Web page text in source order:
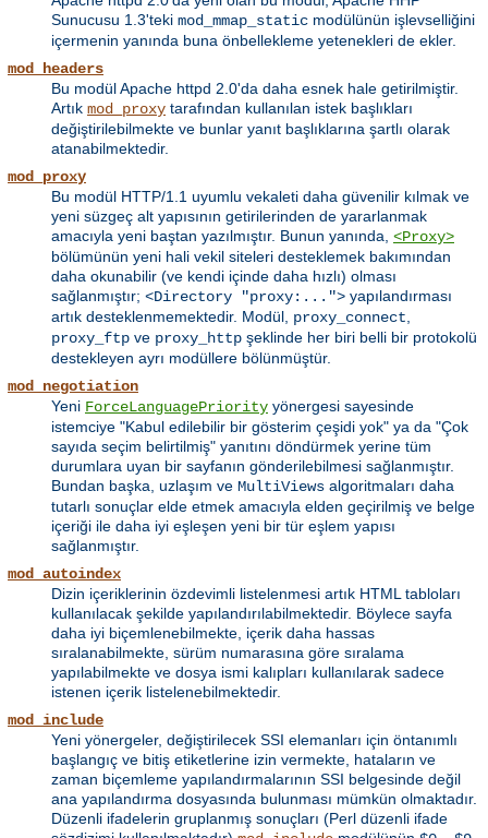
Sunucusu 1.3'teki mod_mmap_static modülünün işlevselliğini
içermenin yanında buna önbellekleme yetenekleri de ekler.
mod_headers
Bu modül Apache httpd 2.0'da daha esnek hale getirilmiştir.
Artık mod_proxy tarafından kullanılan istek başlıkları
değiştirilebilmekte ve bunlar yanıt başlıklarına şartlı olarak
atanabilmektedir.
mod_proxy
Bu modül HTTP/1.1 uyumlu vekaleti daha güvenilir kılmak ve
yeni süzgeç alt yapısının getirilerinden de yararlanmak
amacıyla yeni baştan yazılmıştır. Bunun yanında, <Proxy>
bölümünün yeni hali vekil siteleri desteklemek bakımından
daha okunabilir (ve kendi içinde daha hızlı) olması
sağlanmıştır; <Directory "proxy:..."> yapılandırması
artık desteklenmemektedir. Modül, proxy_connect,
proxy_ftp ve proxy_http şeklinde her biri belli bir protokolü
destekleyen ayrı modüllere bölünmüştür.
mod_negotiation
Yeni ForceLanguagePriority yönergesi sayesinde
istemciye "Kabul edilebilir bir gösterim çeşidi yok" ya da "Çok
sayıda seçim belirtilmiş" yanıtını döndürmek yerine tüm
durumlara uyan bir sayfanın gönderilebilmesi sağlanmıştır.
Bundan başka, uzlaşım ve MultiViews algoritmaları daha
tutarlı sonuçlar elde etmek amacıyla elden geçirilmiş ve belge
içeriği ile daha iyi eşleşen yeni bir tür eşlem yapısı
sağlanmıştır.
mod_autoindex
Dizin içeriklerinin özdevimli listelenmesi artık HTML tabloları
kullanılacak şekilde yapılandırılabilmektedir. Böylece sayfa
daha iyi biçemlenebilmekte, içerik daha hassas
sıralanabilmekte, sürüm numarasına göre sıralama
yapılabilmekte ve dosya ismi kalıpları kullanılarak sadece
istenen içerik listelenebilmektedir.
mod_include
Yeni yönergeler, değiştirilecek SSI elemanları için öntanımlı
başlangıç ve bitiş etiketlerine izin vermekte, hataların ve
zaman biçemleme yapılandırmalarının SSI belgesinde değil
ana yapılandırma dosyasında bulunması mümkün olmaktadır.
Düzenli ifadelerin gruplanmış sonuçları (Perl düzenli ifade